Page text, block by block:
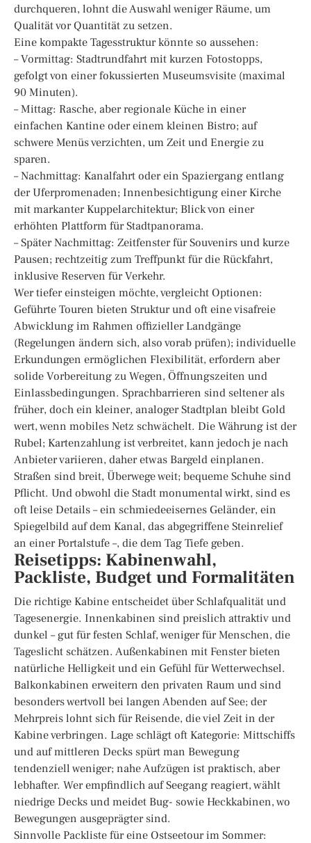
durchqueren, lohnt die Auswahl weniger Räume, um
Qualität vor Quantität zu setzen.
Eine kompakte Tagesstruktur könnte so aussehen:
– Vormittag: Stadtrundfahrt mit kurzen Fotostopps,
gefolgt von einer fokussierten Museumsvisite (maximal
90 Minuten).
– Mittag: Rasche, aber regionale Küche in einer
einfachen Kantine oder einem kleinen Bistro; auf
schwere Menüs verzichten, um Zeit und Energie zu
sparen.
– Nachmittag: Kanalfahrt oder ein Spaziergang entlang
der Uferpromenaden; Innenbesichtigung einer Kirche
mit markanter Kuppelarchitektur; Blick von einer
erhöhten Plattform für Stadtpanorama.
– Später Nachmittag: Zeitfenster für Souvenirs und kurze
Pausen; rechtzeitig zum Treffpunkt für die Rückfahrt,
inklusive Reserven für Verkehr.
Wer tiefer einsteigen möchte, vergleicht Optionen:
Geführte Touren bieten Struktur und oft eine visafreie
Abwicklung im Rahmen offizieller Landgänge
(Regelungen ändern sich, also vorab prüfen); individuelle
Erkundungen ermöglichen Flexibilität, erfordern aber
solide Vorbereitung zu Wegen, Öffnungszeiten und
Einlassbedingungen. Sprachbarrieren sind seltener als
früher, doch ein kleiner, analoger Stadtplan bleibt Gold
wert, wenn mobiles Netz schwächelt. Die Währung ist der
Rubel; Kartenzahlung ist verbreitet, kann jedoch je nach
Anbieter variieren, daher etwas Bargeld einplanen.
Straßen sind breit, Überwege weit; bequeme Schuhe sind
Pflicht. Und obwohl die Stadt monumental wirkt, sind es
oft leise Details – ein schmiedeeisernes Geländer, ein
Spiegelbild auf dem Kanal, das abgegriffene Steinrelief
an einer Portalstufe –, die dem Tag Tiefe geben.
Reisetipps: Kabinenwahl,
Packliste, Budget und Formalitäten
Die richtige Kabine entscheidet über Schlafqualität und
Tagesenergie. Innenkabinen sind preislich attraktiv und
dunkel – gut für festen Schlaf, weniger für Menschen, die
Tageslicht schätzen. Außenkabinen mit Fenster bieten
natürliche Helligkeit und ein Gefühl für Wetterwechsel.
Balkonkabinen erweitern den privaten Raum und sind
besonders wertvoll bei langen Abenden auf See; der
Mehrpreis lohnt sich für Reisende, die viel Zeit in der
Kabine verbringen. Lage schlägt oft Kategorie: Mittschiffs
und auf mittleren Decks spürt man Bewegung
tendenziell weniger; nahe Aufzügen ist praktisch, aber
lebhafter. Wer empfindlich auf Seegang reagiert, wählt
niedrige Decks und meidet Bug- sowie Heckkabinen, wo
Bewegungen ausgeprägter sind.
Sinnvolle Packliste für eine Ostseetour im Sommer: